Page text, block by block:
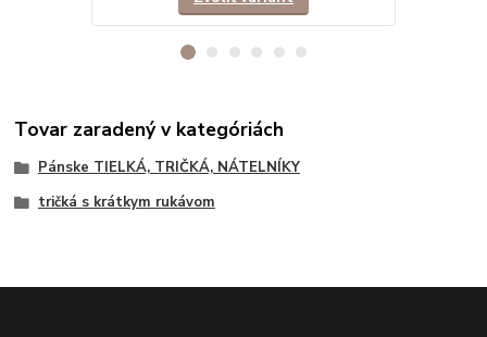
Tovar zaradený v kategóriách
Pánske TIELKÁ, TRIČKÁ, NÁTELNÍKY
tričká s krátkym rukávom